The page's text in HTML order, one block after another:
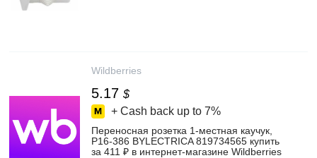
Wildberries
5.17 $
+ Cash back up to 7%
Переносная розетка 1-местная каучук,
Р16-386 BYLECTRICA 819734565 купить
за 411 ₽ в интернет‑магазине Wildberries